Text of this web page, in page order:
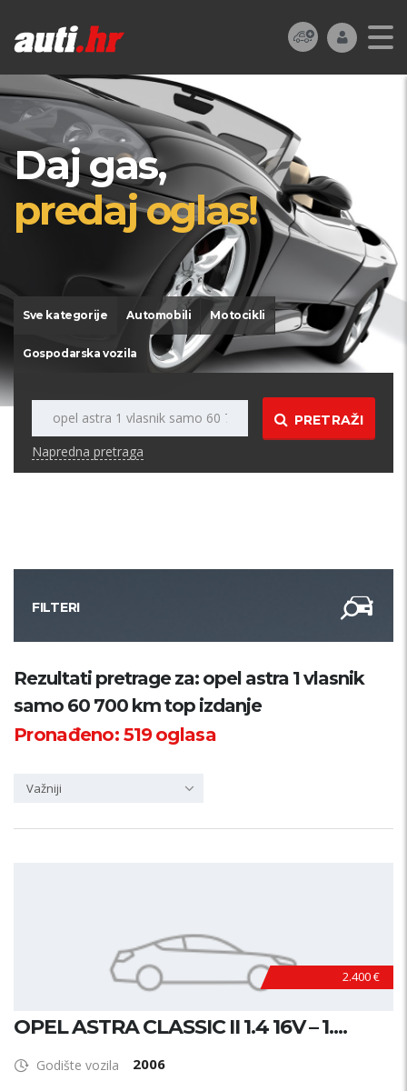
Daj gas,
predaj oglas!
Sve kategorije Automobili Motocikli
Gospodarska vozila
PRETRAŽI
Napredna pretraga
FILTERI
Kategorija
Županija
Rezultati pretrage za: opel astra 1 vlasnik
samo 60 700 km top izdanje
Pronađeno:519oglasa
Važniji
2.400 €
OPEL ASTRA CLASSIC II 1.4 16V – 1....
Godište vozila 2006